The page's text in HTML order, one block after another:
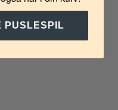
PUSLESPIL